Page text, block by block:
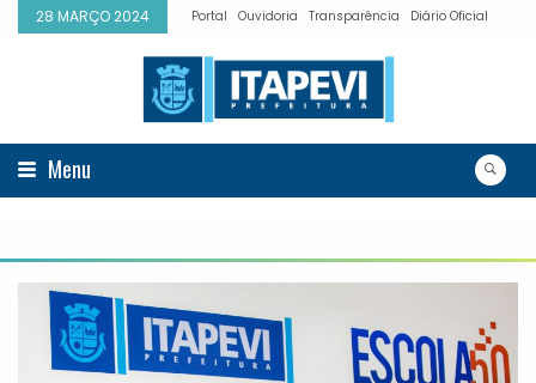
28 MARÇO 2024 Portal Ouvidoria Transparência Diário Oficial
Menu